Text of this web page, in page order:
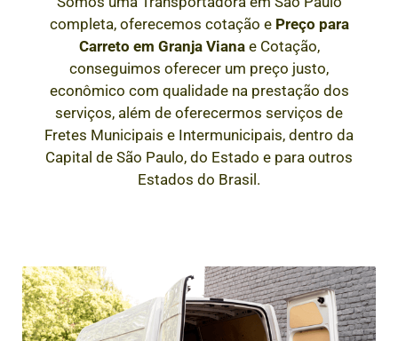
completa, oferecemos cotação e Preço para
Carreto em Granja Vianae Cotação,
conseguimos oferecer um preço justo,
econômico com qualidade na prestação dos
serviços, além de oferecermos serviços de
Fretes Municipais e Intermunicipais, dentro da
Capital de São Paulo, do Estado e para outros
Estados do Brasil.